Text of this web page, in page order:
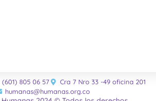
805 06 57
Cra 7 Nro 33 -49 oficina 201
humanas@humanas.org.co